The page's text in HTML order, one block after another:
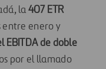
la 407 ETR
entre enero y
EBITDAde doble
por el llamado